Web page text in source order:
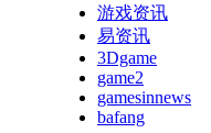
游戏资讯
易资讯
3Dgame
game2
gamesinnews
bafang